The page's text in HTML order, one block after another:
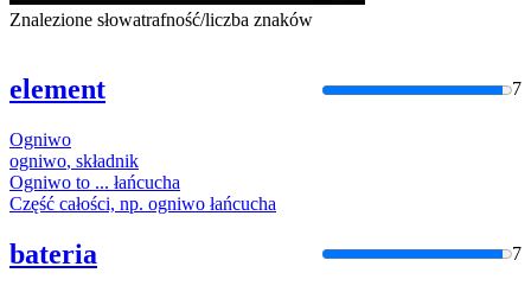
Znalezione słowatrafność/liczba znaków
element 7
Ogniwo
ogniwo, składnik
Ogniwo to ... łańcucha
Część całości, np. ogniwo łańcucha
bateria 7